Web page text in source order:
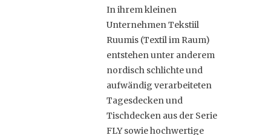
In ihrem kleinen
Unternehmen Tekstiil
Ruumis (Textil im Raum)
entstehen unter anderem
nordisch schlichte und
aufwändig verarbeiteten
Tagesdecken und
Tischdecken aus der Serie
FLY sowie hochwertige